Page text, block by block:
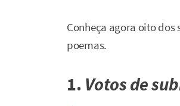
Conheça agora oito dos
poemas.
1. Votos de